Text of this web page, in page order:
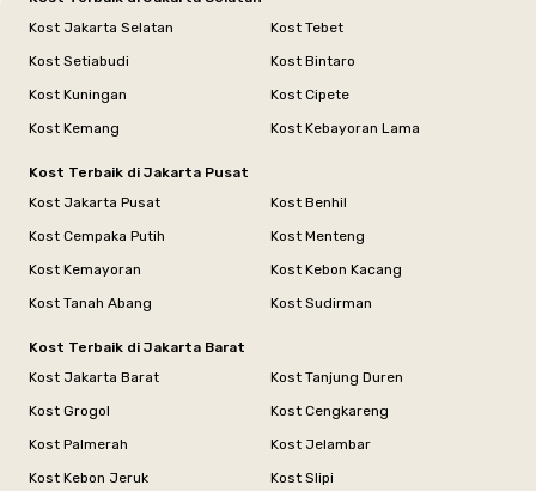
Kost Jakarta Selatan
Kost Tebet
Kost Setiabudi
Kost Bintaro
Kost Kuningan
Kost Cipete
Kost Kemang
Kost Kebayoran Lama
Kost Terbaik di Jakarta Pusat
Kost Jakarta Pusat
Kost Benhil
Kost Cempaka Putih
Kost Menteng
Kost Kemayoran
Kost Kebon Kacang
Kost Tanah Abang
Kost Sudirman
Kost Terbaik di Jakarta Barat
Kost Jakarta Barat
Kost Tanjung Duren
Kost Grogol
Kost Cengkareng
Kost Palmerah
Kost Jelambar
Kost Kebon Jeruk
Kost Slipi